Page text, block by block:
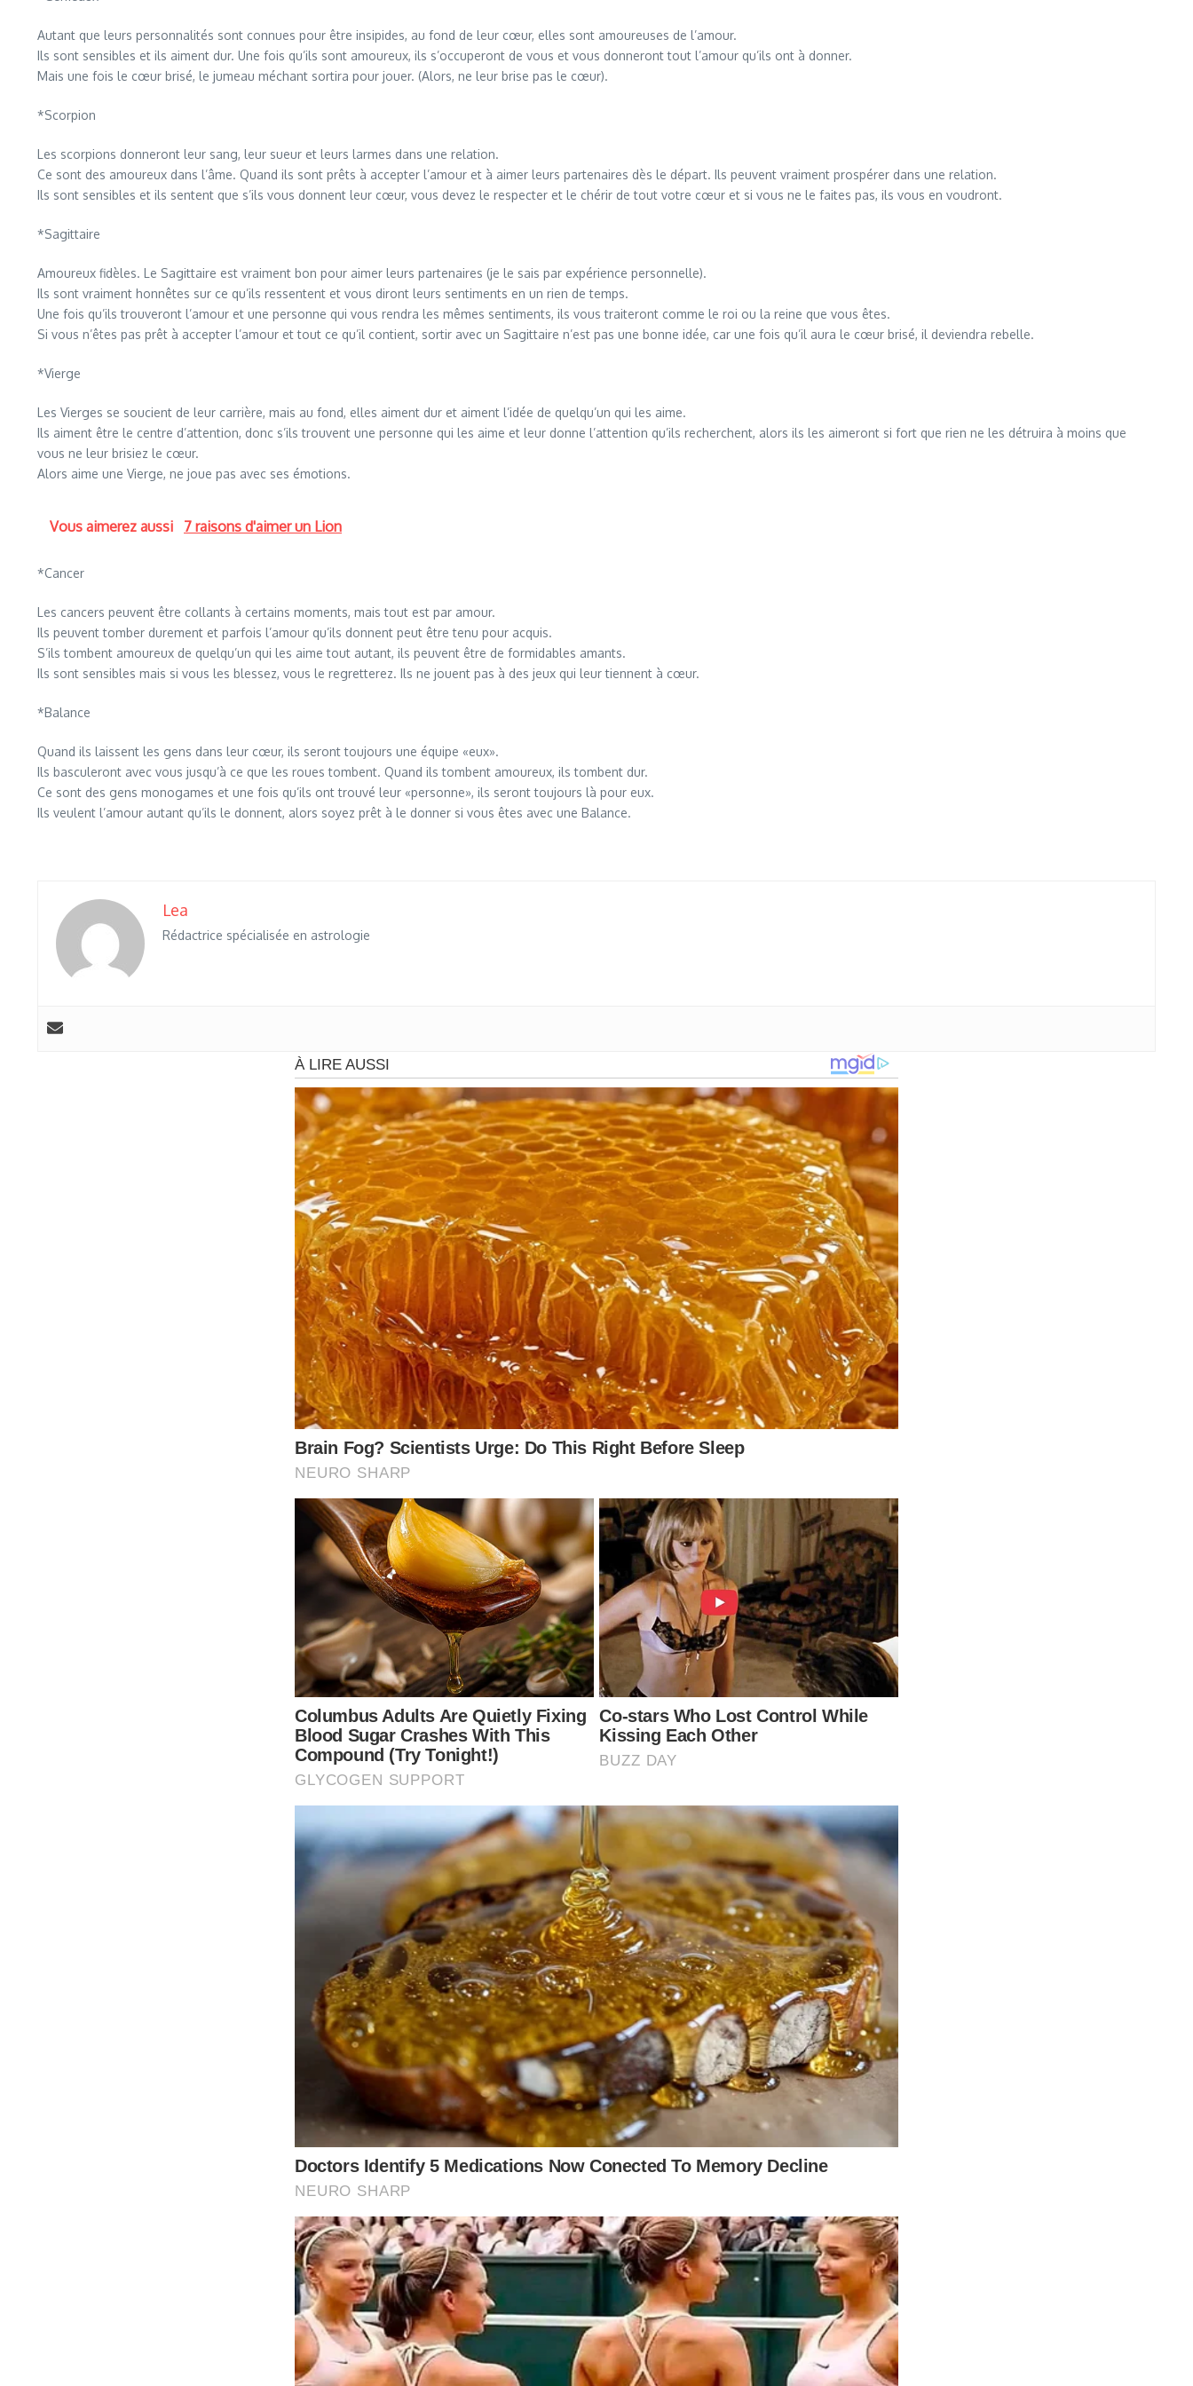
Autant que leurs personnalités sont connues pour être insipides, au fond de leur cœur, elles sont amoureuses de l’amour.
Ils sont sensibles et ils aiment dur. Une fois qu’ils sont amoureux, ils s’occuperont de vous et vous donneront tout l’amour qu’ils ont à donner.
Mais une fois le cœur brisé, le jumeau méchant sortira pour jouer. (Alors, ne leur brise pas le cœur).
*Scorpion
Les scorpions donneront leur sang, leur sueur et leurs larmes dans une relation.
Ce sont des amoureux dans l’âme. Quand ils sont prêts à accepter l’amour et à aimer leurs partenaires dès le départ. Ils peuvent vraiment prospérer dans une relation.
Ils sont sensibles et ils sentent que s’ils vous donnent leur cœur, vous devez le respecter et le chérir de tout votre cœur et si vous ne le faites pas, ils vous en voudront.
*Sagittaire
Amoureux fidèles. Le Sagittaire est vraiment bon pour aimer leurs partenaires (je le sais par expérience personnelle).
Ils sont vraiment honnêtes sur ce qu’ils ressentent et vous diront leurs sentiments en un rien de temps.
Une fois qu’ils trouveront l’amour et une personne qui vous rendra les mêmes sentiments, ils vous traiteront comme le roi ou la reine que vous êtes.
Si vous n’êtes pas prêt à accepter l’amour et tout ce qu’il contient, sortir avec un Sagittaire n’est pas une bonne idée, car une fois qu’il aura le cœur brisé, il deviendra rebelle.
*Vierge
Les Vierges se soucient de leur carrière, mais au fond, elles aiment dur et aiment l’idée de quelqu’un qui les aime.
Ils aiment être le centre d’attention, donc s’ils trouvent une personne qui les aime et leur donne l’attention qu’ils recherchent, alors ils les aimeront si fort que rien ne les détruira à moins que
vous ne leur brisiez le cœur.
Alors aime une Vierge, ne joue pas avec ses émotions.
Vous aimerez aussi 7 raisons d'aimer un Lion
*Cancer
Les cancers peuvent être collants à certains moments, mais tout est par amour.
Ils peuvent tomber durement et parfois l’amour qu’ils donnent peut être tenu pour acquis.
S’ils tombent amoureux de quelqu’un qui les aime tout autant, ils peuvent être de formidables amants.
Ils sont sensibles mais si vous les blessez, vous le regretterez. Ils ne jouent pas à des jeux qui leur tiennent à cœur.
*Balance
Quand ils laissent les gens dans leur cœur, ils seront toujours une équipe «eux».
Ils basculeront avec vous jusqu’à ce que les roues tombent. Quand ils tombent amoureux, ils tombent dur.
Ce sont des gens monogames et une fois qu’ils ont trouvé leur «personne», ils seront toujours là pour eux.
Ils veulent l’amour autant qu’ils le donnent, alors soyez prêt à le donner si vous êtes avec une Balance.
Lea
Rédactrice spécialisée en astrologie